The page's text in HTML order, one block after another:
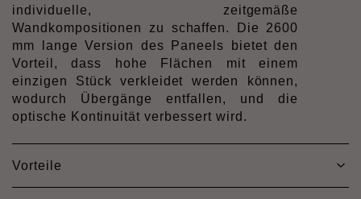
individuelle, zeitgemäße
Wandkompositionen zu schaffen. Die 2600
mm lange Version des Paneels bietet den
Vorteil, dass hohe Flächen mit einem
einzigen Stück verkleidet werden können,
wodurch Übergänge entfallen, und die
optische Kontinuität verbessert wird.
Vorteile